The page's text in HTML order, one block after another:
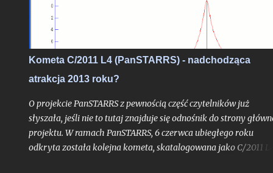
Kometa C/2011 L4 (PanSTARRS) - nadchodząca
atrakcja 2013 roku?
O projekcie PanSTARRS z pewnością część czytelników już
słyszała, jeśli nie to tutaj znajduje się odnośnik do strony
projektu. W ramach PanSTARRS, 6 czerwca ubiegłego roku
odkryta została kolejna kometa, skatalogowana jako C/2011